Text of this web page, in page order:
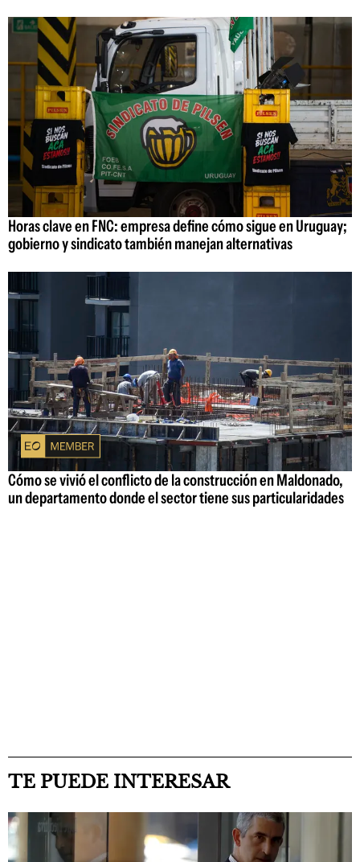
Horas clave en FNC: empresa define cómo sigue en Uruguay;
gobierno y sindicato también manejan alternativas
Cómo se vivió el conflicto de la construcción en Maldonado,
un departamento donde el sector tiene sus particularidades
TE PUEDE INTERESAR